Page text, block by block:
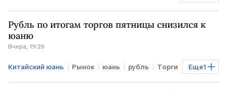
РФ КИТАЙ Минфин ФНБ Мосбиржа
Рубль по итогам торгов пятницы снизился к
юаню
Вчера, 19:20
Еще1
Китайский юань Рынок юань рубль Торги
Мосбиржа